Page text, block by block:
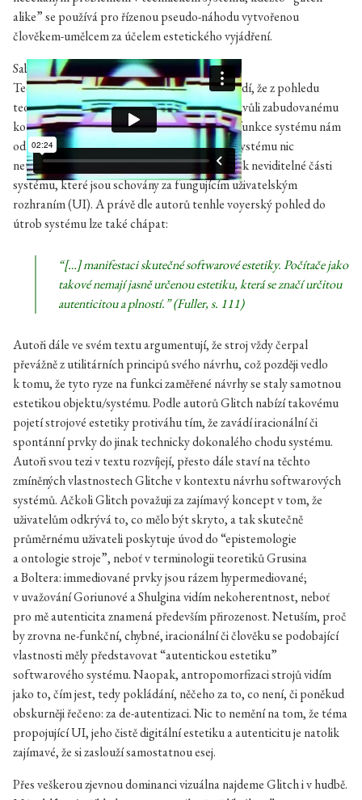
alike” se používá pro řízenou pseudo-náhodu vytvořenou
člověkem-umělcem za účelem estetického vyjádření.
Sabrina Ratté — AURAE
Teoretici Olga Goriunová a Alexei Shulgin tvrdí, že z pohledu
teorie je Glitch jako fenomén zajímavý nejen kvůli zabudovanému
konceptu náhody, ale také kvůli tomu, že ne-funkce systému nám
odkrývá něco důležitého; konkrétně glitch v systému nic
netušícímu uživateli-divákovi zpřístupňuje jinak neviditelné části
systému, které jsou schovány za fungujícím uživatelským
rozhraním (UI). A právě dle autorů tenhle voyerský pohled do
útrob systému lze také chápat:
“[…] manifestaci skutečné softwarové estetiky. Počítače jako
takové nemají jasně určenou estetiku, která se značí určitou
autenticitou a plností.” (Fuller, s. 111)
Autoři dále ve svém textu argumentují, že stroj vždy čerpal
převážně z utilitárních principů svého návrhu, což později vedlo
k tomu, že tyto ryze na funkci zaměřené návrhy se staly samotnou
estetikou objektu/systému. Podle autorů Glitch nabízí takovému
pojetí strojové estetiky protiváhu tím, že zavádí iracionální či
spontánní prvky do jinak technicky dokonalého chodu systému.
Autoři svou tezi v textu rozvíjejí, přesto dále staví na těchto
zmíněných vlastnostech Glitche v kontextu návrhu softwarových
systémů. Ačkoli Glitch považuji za zajímavý koncept v tom, že
uživatelům odkrývá to, co mělo být skryto, a tak skutečně
průměrnému uživateli poskytuje úvod do “epistemologie
a ontologie stroje”, neboť v terminologii teoretiků Grusina
a Boltera: immediované prvky jsou rázem hypermediované;
v uvažování Goriunové a Shulgina vidím nekoherentnost, neboť
pro mě autenticita znamená především přirozenost. Netuším, proč
by zrovna ne-funkční, chybné, iracionální či člověku se podobající
vlastnosti měly představovat “autentickou estetiku”
softwarového systému. Naopak, antropomorfizaci strojů vidím
jako to, čím jest, tedy pokládání, něčeho za to, co není, či poněkud
obskurněji řečeno: za de-autentizaci. Nic to nemění na tom, že téma
propojující UI, jeho čistě digitální estetiku a autenticitu je natolik
zajímavé, že si zaslouží samostatnou esej.
Přes veškerou zjevnou dominanci vizuálna najdeme Glitch i v hudbě.